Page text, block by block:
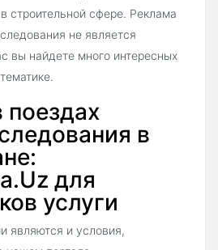
строительной сфере. Реклама
не является
вы найдете много интересных
поездах
в
для
услуги
являются и условия,